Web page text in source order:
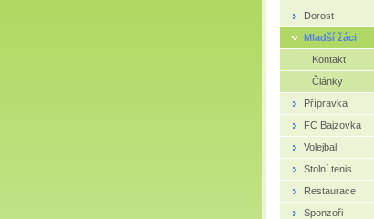
Dorost
Mladší žáci
Kontakt
Články
Přípravka
FC Bajzovka
Volejbal
Stolní tenis
Restaurace
Sponzoři